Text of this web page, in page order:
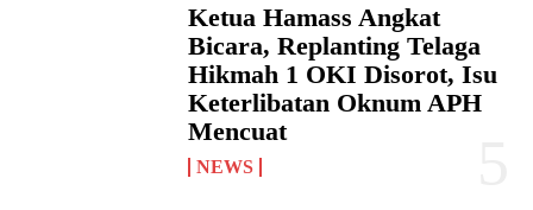
Ketua Hamass Angkat
Bicara, Replanting Telaga
Hikmah 1 OKI Disorot, Isu
Keterlibatan Oknum APH
Mencuat
NEWS